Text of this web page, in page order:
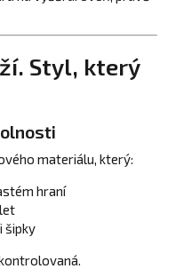
Styl, který
materiálu, který:
hraní
šipky